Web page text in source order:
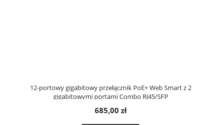
12-portowy gigabitowy przełącznik PoE+ Web Smart z 2
gigabitowymi portami Combo RJ45/SFP
685,00 zł